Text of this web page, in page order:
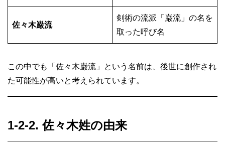
佐々木巌流
剣術の流派「巌流」の名を
取った呼び名
この中でも「佐々木巌流」という名前は、後世に創作され
た可能性が高いと考えられています。
1-2-2. 佐々木姓の由来